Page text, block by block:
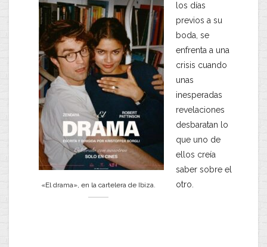
«El drama», en la cartelera de Ibiza.
los días
previos a su
boda, se
enfrenta a una
crisis cuando
unas
inesperadas
revelaciones
desbaratan lo
que uno de
ellos creía
saber sobre el
otro.